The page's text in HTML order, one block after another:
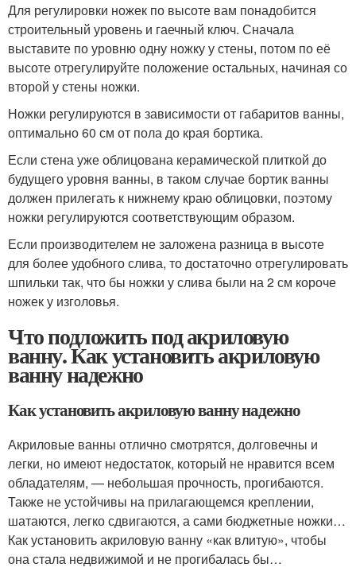
Для регулировки ножек по высоте вам понадобится
строительный уровень и гаечный ключ. Сначала
выставите по уровню одну ножку у стены, потом по её
высоте отрегулируйте положение остальных, начиная со
второй у стены ножки.
Ножки регулируются в зависимости от габаритов ванны,
оптимально 60 см от пола до края бортика.
Если стена уже облицована керамической плиткой до
будущего уровня ванны, в таком случае бортик ванны
должен прилегать к нижнему краю облицовки, поэтому
ножки регулируются соответствующим образом.
Если производителем не заложена разница в высоте
для более удобного слива, то достаточно отрегулировать
шпильки так, что бы ножки у слива были на 2 см короче
ножек у изголовья.
Что подложить под акриловую
ванну. Как установить акриловую
ванну надежно
Как установить акриловую ванну надежно
Акриловые ванны отлично смотрятся, долговечны и
легки, но имеют недостаток, который не нравится всем
обладателям, — небольшая прочность, прогибаются.
Также не устойчивы на прилагающемся креплении,
шатаются, легко сдвигаются, а сами бюджетные ножки…
Как установить акриловую ванну «как влитую», чтобы
она стала недвижимой и не прогибалась бы…